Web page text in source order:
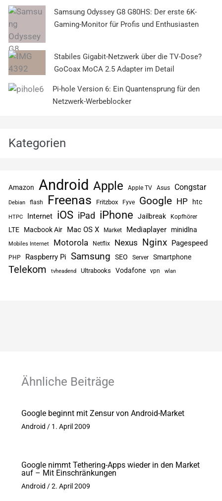
Samsung Odyssey G8 G80HS: Der erste 6K-
Gaming-Monitor für Profis und Enthusiasten
Stabiles Gigabit-Netzwerk über die TV-Dose?
GoCoax MoCA 2.5 Adapter im Detail
Pi-hole Version 6: Ein Quantensprung für den
Netzwerk-Werbeblocker
Kategorien
Amazon Android Apple Apple TV Asus Congstar
Debian flash Freenas Fritzbox Fyve Google HP htc
HTPC Internet iOS iPad iPhone Jailbreak Kopfhörer
LTE Macbook Air Mac OS X Market Mediaplayer minidlna
Mobiles Internet Motorola Netflix Nexus Nginx Pagespeed
PHP Raspberry Pi Samsung SEO Server Smartphone
Telekom tvheadend Ultrabooks Vodafone vpn wlan
Ähnliche Beiträge
Google beginnt mit Zensur von Android-Market
Android / 1. April 2009
Google nimmt Tethering-Apps wieder in den Market
auf – Mit Einschränkungen
Android /2. April 2009